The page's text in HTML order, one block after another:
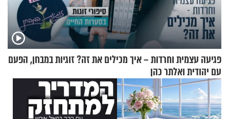
פגיעה עצמית וחרדות – איך מכילים את זה? זוגיות במבחן, הפעם
עם יהודית ואלתר כהן